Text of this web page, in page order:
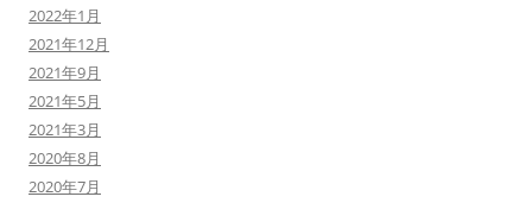
2022年1月
2021年12月
2021年9月
2021年5月
2021年3月
2020年8月
2020年7月